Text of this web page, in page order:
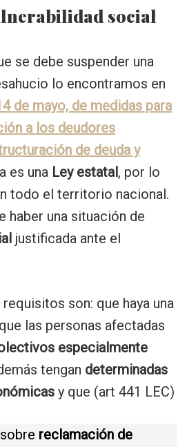
social
se debe suspender una
lo encontramos en
de mayo, de medidas para
a los deudores
de deuda y
es una Ley estatal, por lo
todo el territorio nacional.
haber una situación de
justificada ante el
son: que haya una
las personas afectadas
especialmente
tengan determinadas
y que (art 441 LEC)
reclamación de